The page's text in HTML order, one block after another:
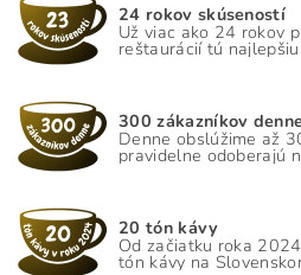
24 rokov skúseností
Už viac ako 24 rokov
reštaurácií tú
300 zákazníkov
Denne obslúžime až
pravidelne odoberajú
20 tón kávy
Od začiatku roka
tón kávy na